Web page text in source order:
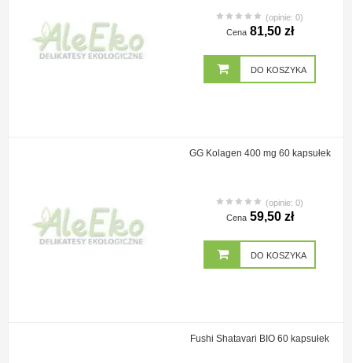
(opinie: 0)
Cena 81,50 zł
DO KOSZYKA
GG Kolagen 400 mg 60 kapsułek
(opinie: 0)
Cena 59,50 zł
DO KOSZYKA
Fushi Shatavari BIO 60 kapsułek